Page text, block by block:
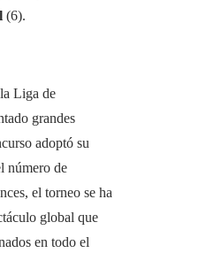
(6).
Liga de
grandes
adoptó su
número de
el torneo se ha
global que
en todo el